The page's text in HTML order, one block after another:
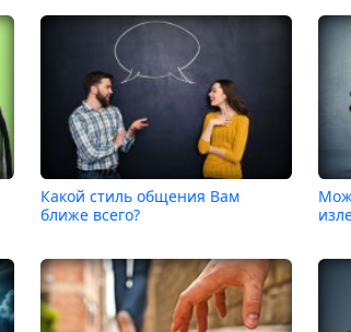
Какой стиль общения Вам
ближе всего?